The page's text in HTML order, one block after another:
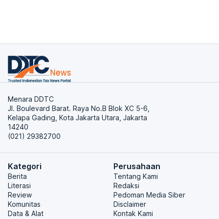
Menara DDTC
Jl. Boulevard Barat. Raya No.B Blok XC 5-6,
Kelapa Gading, Kota Jakarta Utara, Jakarta
14240
(021) 29382700
Kategori
Berita
Literasi
Review
Komunitas
Data & Alat
Perusahaan
Tentang Kami
Redaksi
Pedoman Media Siber
Disclaimer
Kontak Kami